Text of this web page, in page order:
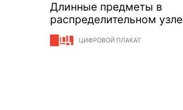
Длинные предметы в
распределительном узле
переноси осторожно!
ЦИФРОВОЙ ПЛАКАТ